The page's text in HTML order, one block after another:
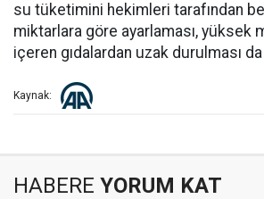
su tüketimini hekimleri tarafından
miktarlara göre ayarlaması, yüksek
içeren gıdalardan uzak durulması
Kaynak:
HABERE YORUM KAT